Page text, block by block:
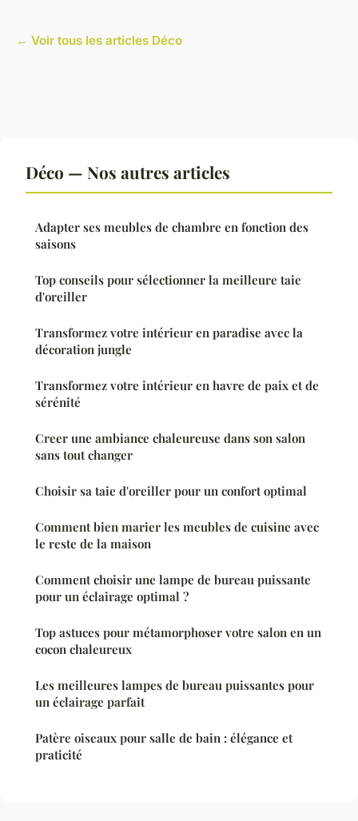
← Voir tous les articles Déco
Déco — Nos autres articles
Adapter ses meubles de chambre en fonction des
saisons
Top conseils pour sélectionner la meilleure taie
d'oreiller
Transformez votre intérieur en paradise avec la
décoration jungle
Transformez votre intérieur en havre de paix et de
sérénité
Creer une ambiance chaleureuse dans son salon
sans tout changer
Choisir sa taie d'oreiller pour un confort optimal
Comment bien marier les meubles de cuisine avec
le reste de la maison
Comment choisir une lampe de bureau puissante
pour un éclairage optimal ?
Top astuces pour métamorphoser votre salon en un
cocon chaleureux
Les meilleures lampes de bureau puissantes pour
un éclairage parfait
Patère oiseaux pour salle de bain : élégance et
praticité